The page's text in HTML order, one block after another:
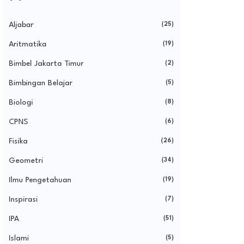
Aljabar (25)
Aritmatika (19)
Bimbel Jakarta Timur (2)
Bimbingan Belajar (5)
Biologi (8)
CPNS (6)
Fisika (26)
Geometri (34)
Ilmu Pengetahuan (19)
Inspirasi (7)
IPA (51)
Islami (5)